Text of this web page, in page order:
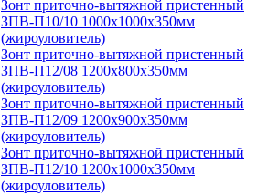
Зонт приточно-вытяжной пристенный
ЗПВ-П10/10 1000х1000х350мм
(жироуловитель)
Зонт приточно-вытяжной пристенный
ЗПВ-П12/08 1200х800х350мм
(жироуловитель)
Зонт приточно-вытяжной пристенный
ЗПВ-П12/09 1200х900х350мм
(жироуловитель)
Зонт приточно-вытяжной пристенный
ЗПВ-П12/10 1200х1000х350мм
(жироуловитель)